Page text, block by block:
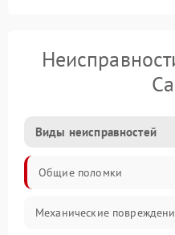
Виды неисправностей
Общие поломки
Механические